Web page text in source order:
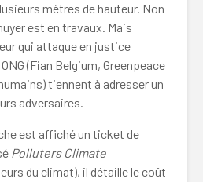
mètres de hauteur. Non
est en travaux. Mais
qui attaque en justice
(Fian Belgium, Greenpeace
tiennent à adresser un
adversaires.
est affiché un ticket de
Polluters Climate
du climat), il détaille le coût